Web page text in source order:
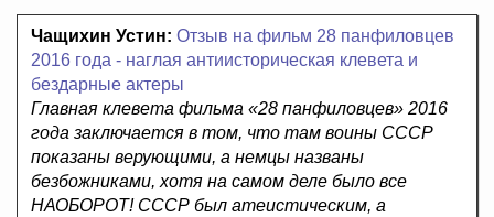
Чащихин Устин: Отзыв на фильм 28 панфиловцев
2016 года - наглая антиисторическая клевета и
бездарные актеры
Главная клевета фильма «28 панфиловцев» 2016
года заключается в том, что там воины СССР
показаны верующими, а немцы названы
безбожниками, хотя на самом деле было все
НАОБОРОТ! СССР был атеистическим, а